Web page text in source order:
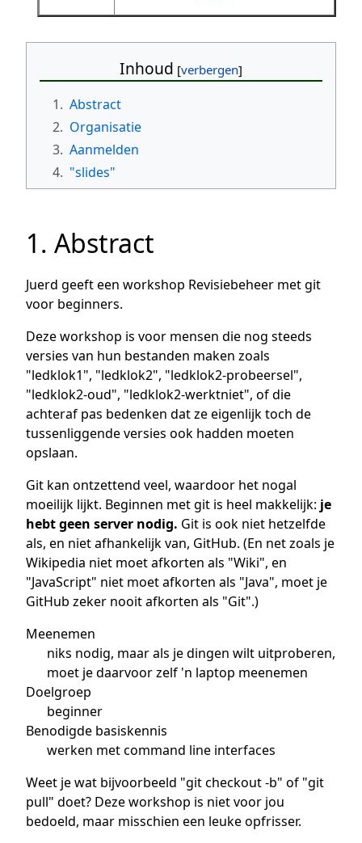
Inhoud
1. Abstract
2. Organisatie
3. Aanmelden
4. "slides"
1. Abstract
Juerd geeft een workshop Revisiebeheer met git
voor beginners.
Deze workshop is voor mensen die nog steeds
versies van hun bestanden maken zoals
"ledklok1", "ledklok2", "ledklok2-probeersel",
"ledklok2-oud", "ledklok2-werktniet", of die
achteraf pas bedenken dat ze eigenlijk toch de
tussenliggende versies ook hadden moeten
opslaan.
Git kan ontzettend veel, waardoor het nogal
moeilijk lijkt. Beginnen met git is heel makkelijk: je
hebt geen server nodig. Git is ook niet hetzelfde
als, en niet afhankelijk van, GitHub. (En net zoals je
Wikipedia niet moet afkorten als "Wiki", en
"JavaScript" niet moet afkorten als "Java", moet je
GitHub zeker nooit afkorten als "Git".)
Meenemen
niks nodig, maar als je dingen wilt uitproberen,
moet je daarvoor zelf 'n laptop meenemen
Doelgroep
beginner
Benodigde basiskennis
werken met command line interfaces
Weet je wat bijvoorbeeld "git checkout -b" of "git
pull" doet? Deze workshop is niet voor jou
bedoeld, maar misschien een leuke opfrisser.